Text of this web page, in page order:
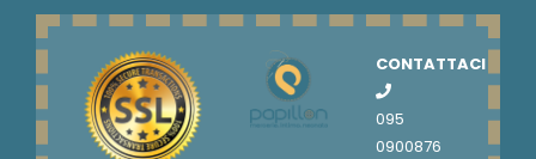
CONTATTACI
095
0900876